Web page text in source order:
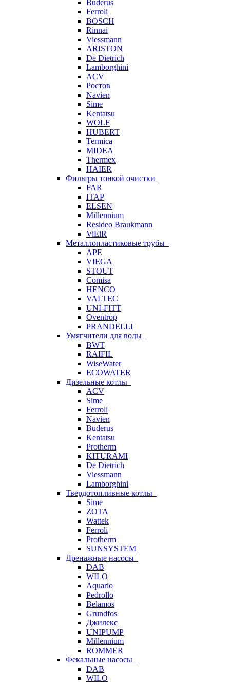
Buderus
Ferroli
BOSCH
Rinnai
Viessmann
ARISTON
De Dietrich
Lamborghini
ACV
Ростов
Navien
Sime
Kentatsu
WOLF
HUBERT
Termica
MIDEA
Thermex
HAIER
Фильтры тонкой очистки
FAR
ITAP
ELSEN
Millennium
Resideo Braukmann
ViEiR
Металлопластиковые трубы
APE
VIEGA
STOUT
Comisa
HENCO
VALTEC
UNI-FITT
Oventrop
PRANDELLI
Умягчители для воды
BWT
RAIFIL
WiseWater
ECOWATER
Дизельные котлы
ACV
Sime
Ferroli
Navien
Buderus
Kentatsu
Protherm
KITURAMI
De Dietrich
Viessmann
Lamborghini
Твердотопливные котлы
Sime
ZOTA
Wattek
Ferroli
Protherm
SUNSYSTEM
Дренажные насосы
DAB
WILO
Aquario
Pedrollo
Belamos
Grundfos
Джилекс
UNIPUMP
Millennium
ROMMER
Фекальные насосы
DAB
WILO